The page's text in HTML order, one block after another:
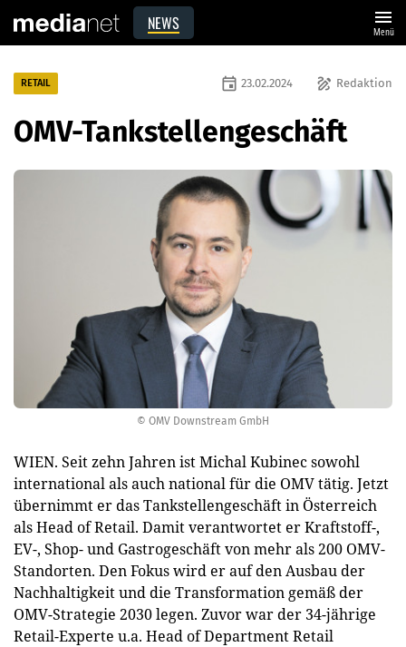
NEWS menu
Menü
© OMV Downstream GmbH
RETAIL draw Redaktion
event 23.02.2024
OMV-Tankstellengeschäft
WIEN. Seit zehn Jahren ist Michal Kubinec sowohl
international als auch national für die OMV tätig. Jetzt
übernimmt er das Tankstellengeschäft in Österreich
als Head of Retail. Damit verantwortet er Kraftstoff-,
EV-, Shop- und Gastrogeschäft von mehr als 200 OMV-
Standorten. Den Fokus wird er auf den Ausbau der
Nachhaltigkeit und die Transformation gemäß der
OMV-Strategie 2030 legen. Zuvor war der 34-jährige
Retail-Experte u.a. Head of Department Retail